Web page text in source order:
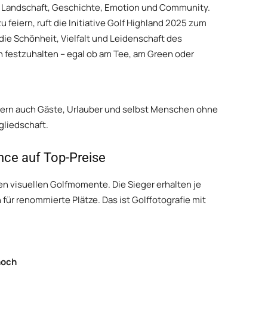
Geschichte, Emotion und Community.
feiern, ruft die Initiative Golf Highland 2025 zum
Schönheit, Vielfalt und Leidenschaft des
– egal ob am Tee, am Green oder
auch Gäste, Urlauber und selbst Menschen ohne
auf Top-Preise
visuellen Golfmomente. Die Sieger erhalten je
renommierte Plätze. Das ist Golffotografie mit